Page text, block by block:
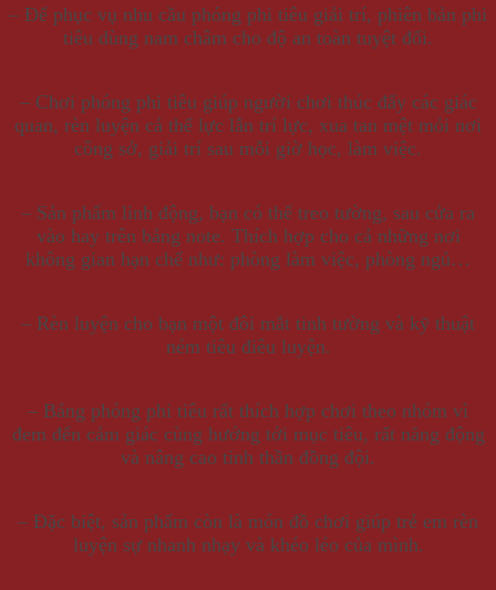
– Để phục vụ nhu cầu phóng phi tiêu giải trí, phiên bản phi
tiêu dùng nam châm cho độ an toàn tuyệt đối.
– Chơi phóng phi tiêu giúp người chơi thúc đẩy các giác
quan, rèn luyện cả thể lực lẫn trí lực, xua tan mệt mỏi nơi
công sở, giải trí sau mỗi giờ học, làm việc.
– Sản phẩm linh động, bạn có thể treo tường, sau cửa ra
vào hay trên bảng note. Thích hợp cho cả những nơi
không gian hạn chế như: phòng làm việc, phòng ngủ…
– Rèn luyện cho bạn một đôi mắt tinh tường và kỹ thuật
ném tiêu điêu luyện.
– Bảng phóng phi tiêu rất thích hợp chơi theo nhóm vì
đem đến cảm giác cùng hướng tới mục tiêu, rất năng động
và nâng cao tinh thần đồng đội.
– Đặc biệt, sản phẩm còn là món đồ chơi giúp trẻ em rèn
luyện sự nhanh nhạy và khéo léo của mình.